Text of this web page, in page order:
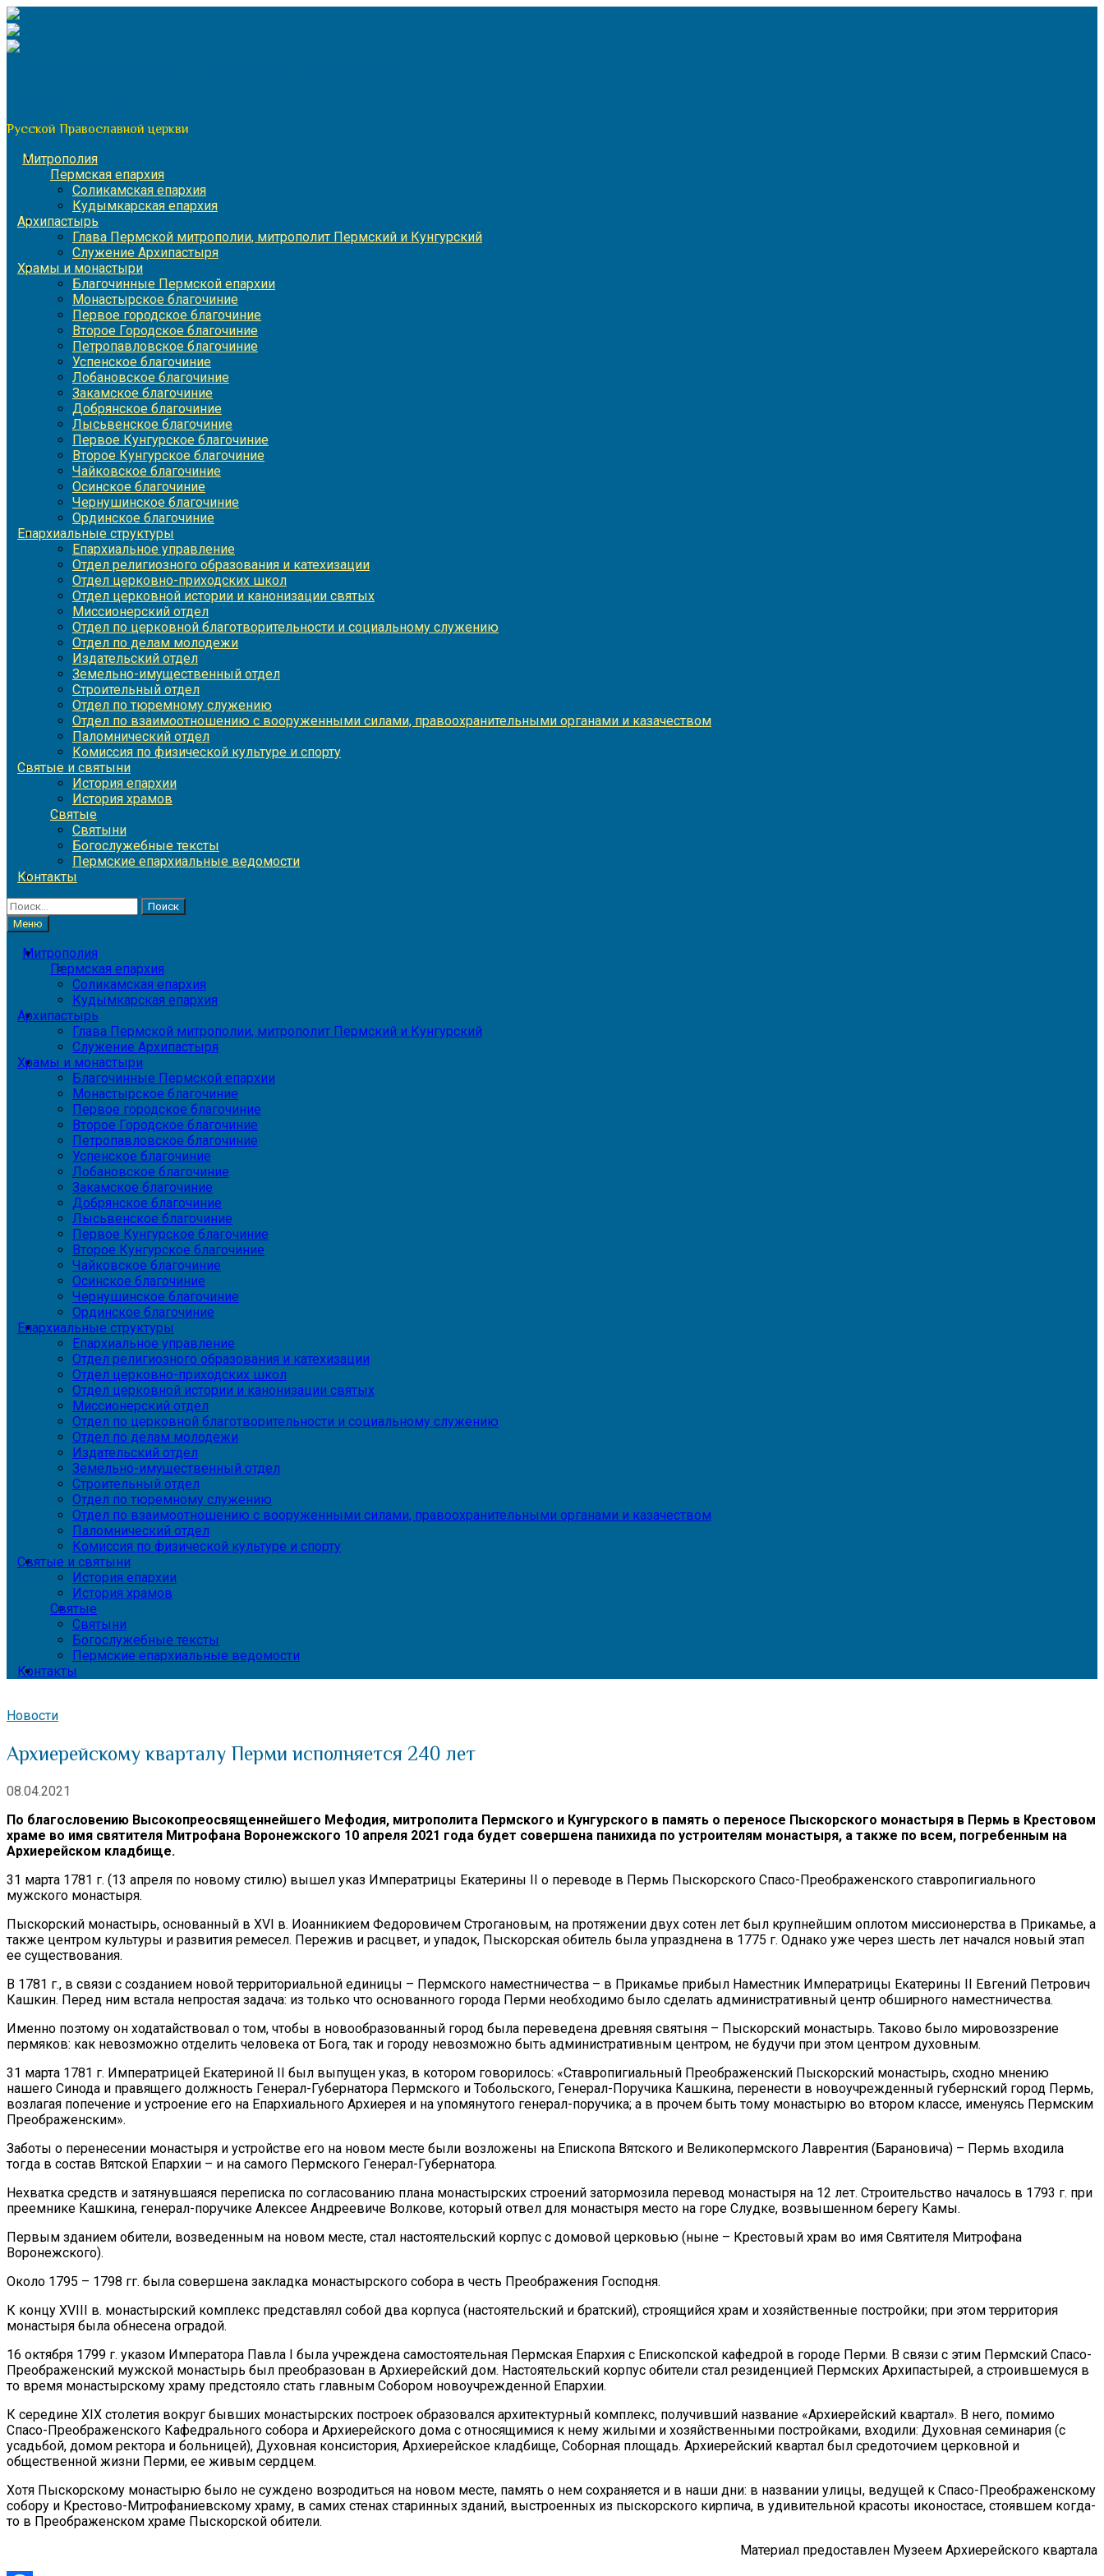
Перейти
к
содержимому
Русской Православной церкви
Митрополия
Пермская епархия
Соликамская епархия
Кудымкарская епархия
Архипастырь
Глава Пермской митрополии, митрополит Пермский и Кунгурский
Служение Архипастыря
Храмы и монастыри
Благочинные Пермской епархии
Монастырское благочиние
Первое городское благочиние
Второе Городское благочиние
Петропавловское благочиние
Успенское благочиние
Лобановское благочиние
Закамское благочиние
Добрянское благочиние
Лысьвенское благочиние
Первое Кунгурское благочиние
Второе Кунгурское благочиние
Чайковское благочиние
Осинское благочиние
Чернушинское благочиние
Ординское благочиние
Епархиальные структуры
Епархиальное управление
Отдел религиозного образования и катехизации
Отдел церковно-приходских школ
Отдел церковной истории и канонизации святых
Миссионерский отдел
Отдел по церковной благотворительности и социальному служению
Отдел по делам молодежи
Издательский отдел
Земельно-имущественный отдел
Строительный отдел
Отдел по тюремному служению
Отдел по взаимоотношению с вооруженными силами, правоохранительными органами и казачеством
Паломнический отдел
Комиссия по физической культуре и спорту
Святые и святыни
История епархии
История храмов
Святые
Святыни
Богослужебные тексты
Пермские епархиальные ведомости
Контакты
Найти:
Меню
Митрополия
Пермская епархия
Соликамская епархия
Кудымкарская епархия
Архипастырь
Глава Пермской митрополии, митрополит Пермский и Кунгурский
Служение Архипастыря
Храмы и монастыри
Благочинные Пермской епархии
Монастырское благочиние
Первое городское благочиние
Второе Городское благочиние
Петропавловское благочиние
Успенское благочиние
Лобановское благочиние
Закамское благочиние
Добрянское благочиние
Лысьвенское благочиние
Первое Кунгурское благочиние
Второе Кунгурское благочиние
Чайковское благочиние
Осинское благочиние
Чернушинское благочиние
Ординское благочиние
Епархиальные структуры
Епархиальное управление
Отдел религиозного образования и катехизации
Отдел церковно-приходских школ
Отдел церковной истории и канонизации святых
Миссионерский отдел
Отдел по церковной благотворительности и социальному служению
Отдел по делам молодежи
Издательский отдел
Земельно-имущественный отдел
Строительный отдел
Отдел по тюремному служению
Отдел по взаимоотношению с вооруженными силами, правоохранительными органами и казачеством
Паломнический отдел
Комиссия по физической культуре и спорту
Святые и святыни
История епархии
История храмов
Святые
Святыни
Богослужебные тексты
Пермские епархиальные ведомости
Контакты
Новости
Архиерейскому кварталу Перми исполняется 240 лет
08.04.2021
По благословению Высокопреосвященнейшего Мефодия, митрополита Пермского и Кунгурского в память о переносе Пыскорского монастыря в Пермь в Крестовом
храме во имя святителя Митрофана Воронежского 10 апреля 2021 года будет совершена панихида по устроителям монастыря, а также по всем, погребенным на
Архиерейском кладбище.
31 марта 1781 г. (13 апреля по новому стилю) вышел указ Императрицы Екатерины II о переводе в Пермь Пыскорского Спасо-Преображенского ставропигиального
мужского монастыря.
Пыскорский монастырь, основанный в XVI в. Иоанникием Федоровичем Строгановым, на протяжении двух сотен лет был крупнейшим оплотом миссионерства в Прикамье, а
также центром культуры и развития ремесел. Пережив и расцвет, и упадок, Пыскорская обитель была упразднена в 1775 г. Однако уже через шесть лет начался новый этап
ее существования.
В 1781 г., в связи с созданием новой территориальной единицы – Пермского наместничества – в Прикамье прибыл Наместник Императрицы Екатерины II Евгений Петрович
Кашкин. Перед ним встала непростая задача: из только что основанного города Перми необходимо было сделать административный центр обширного наместничества.
Именно поэтому он ходатайствовал о том, чтобы в новообразованный город была переведена древняя святыня – Пыскорский монастырь. Таково было мировоззрение
пермяков: как невозможно отделить человека от Бога, так и городу невозможно быть административным центром, не будучи при этом центром духовным.
31 марта 1781 г. Императрицей Екатериной II был выпущен указ, в котором говорилось: «Ставропигиальный Преображенский Пыскорский монастырь, сходно мнению
нашего Синода и правящего должность Генерал-Губернатора Пермского и Тобольского, Генерал-Поручика Кашкина, перенести в новоучрежденный губернский город Пермь,
возлагая попечение и устроение его на Епархиального Архиерея и на упомянутого генерал-поручика; а в прочем быть тому монастырю во втором классе, именуясь Пермским
Преображенским».
Заботы о перенесении монастыря и устройстве его на новом месте были возложены на Епископа Вятского и Великопермского Лаврентия (Барановича) – Пермь входила
тогда в состав Вятской Епархии – и на самого Пермского Генерал-Губернатора.
Нехватка средств и затянувшаяся переписка по согласованию плана монастырских строений затормозила перевод монастыря на 12 лет. Строительство началось в 1793 г. при
преемнике Кашкина, генерал-поручике Алексее Андреевиче Волкове, который отвел для монастыря место на горе Слудке, возвышенном берегу Камы.
Первым зданием обители, возведенным на новом месте, стал настоятельский корпус с домовой церковью (ныне – Крестовый храм во имя Святителя Митрофана
Воронежского).
Около 1795 – 1798 гг. была совершена закладка монастырского собора в честь Преображения Господня.
К концу XVIII в. монастырский комплекс представлял собой два корпуса (настоятельский и братский), строящийся храм и хозяйственные постройки; при этом территория
монастыря была обнесена оградой.
16 октября 1799 г. указом Императора Павла I была учреждена самостоятельная Пермская Епархия с Епископской кафедрой в городе Перми. В связи с этим Пермский Спасо-
Преображенский мужской монастырь был преобразован в Архиерейский дом. Настоятельский корпус обители стал резиденцией Пермских Архипастырей, а строившемуся в
то время монастырскому храму предстояло стать главным Собором новоучрежденной Епархии.
К середине XIX столетия вокруг бывших монастырских построек образовался архитектурный комплекс, получивший название «Архиерейский квартал». В него, помимо
Спасо-Преображенского Кафедрального собора и Архиерейского дома с относящимися к нему жилыми и хозяйственными постройками, входили: Духовная семинария (с
усадьбой, домом ректора и больницей), Духовная консистория, Архиерейское кладбище, Соборная площадь. Архиерейский квартал был средоточием церковной и
общественной жизни Перми, ее живым сердцем.
Хотя Пыскорскому монастырю было не суждено возродиться на новом месте, память о нем сохраняется и в наши дни: в названии улицы, ведущей к Спасо-Преображенскому
собору и Крестово-Митрофаниевскому храму, в самих стенах старинных зданий, выстроенных из пыскорского кирпича, в удивительной красоты иконостасе, стоявшем когда-
то в Преображенском храме Пыскорской обители.
Материал предоставлен Музеем Архиерейского квартала